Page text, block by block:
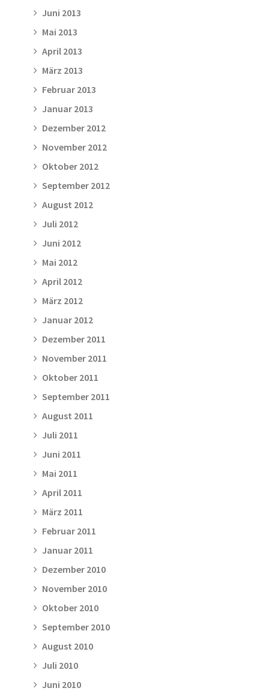
Juni 2013
Mai 2013
April 2013
März 2013
Februar 2013
Januar 2013
Dezember 2012
November 2012
Oktober 2012
September 2012
August 2012
Juli 2012
Juni 2012
Mai 2012
April 2012
März 2012
Januar 2012
Dezember 2011
November 2011
Oktober 2011
September 2011
August 2011
Juli 2011
Juni 2011
Mai 2011
April 2011
März 2011
Februar 2011
Januar 2011
Dezember 2010
November 2010
Oktober 2010
September 2010
August 2010
Juli 2010
Juni 2010